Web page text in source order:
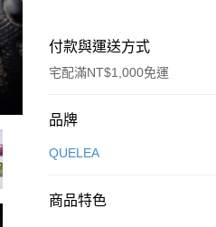
付款與運送方式
宅配滿NT$1,000免運
付款方式
信用卡一次付款
品牌
QUELEA
商品特色